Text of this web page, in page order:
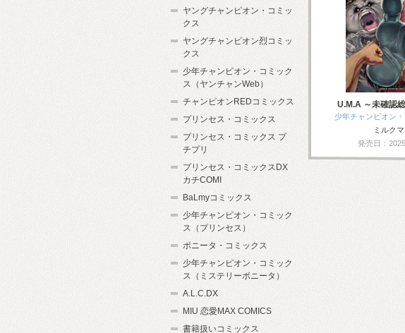
U.M.A ～未確認
少年チャンピオン
ミルク
発売日：
ヤングチャンピオン・コミッ
クス
ヤングチャンピオン烈コミッ
クス
少年チャンピオン・コミック
ス（ヤンチャンWeb）
チャンピオンREDコミックス
プリンセス・コミックス
プリンセス・コミックス プ
チプリ
プリンセス・コミックスDX
カチCOMI
BaLmyコミックス
少年チャンピオン・コミック
ス（プリンセス）
ボニータ・コミックス
少年チャンピオン・コミック
ス（ミステリーボニータ）
A.L.C.DX
MIU 恋愛MAX COMICS
書籍扱いコミックス